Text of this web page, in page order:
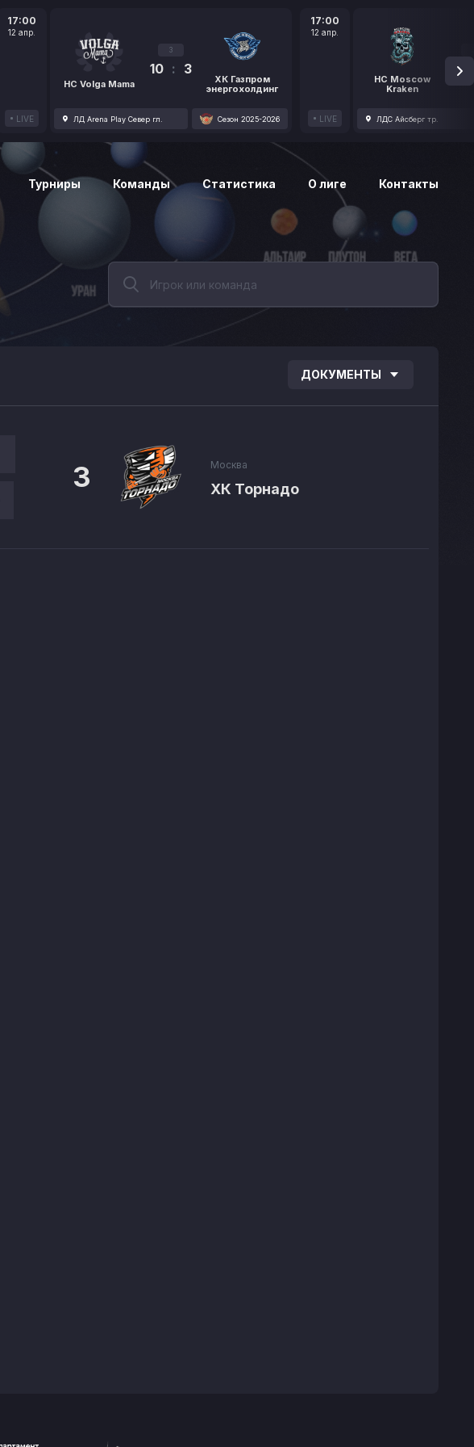
17:00
12 апр.
LIVE
HC Volga Mama
3
10 : 3
ХК Газпром
энергохолдинг
ЛД Arena Play Север гл. Сезон 2025-2026
17:00
12 апр.
LIVE
HC Moscow
Kraken
1
ЛДС Айсберг тр.
Турниры Команды Статистика О лиге Контакты
ДОКУМЕНТЫ
Москва
ХК Торнадо
3